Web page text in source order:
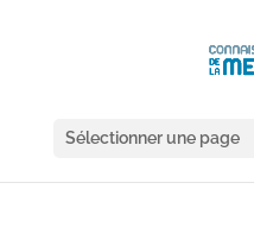
Sélectionner une page